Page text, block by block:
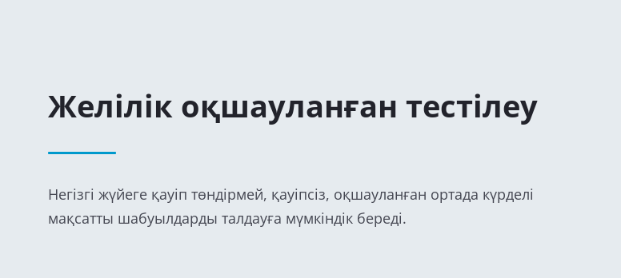
Желілік оқшауланған тестілеу
Негізгі жүйеге қауіп төндірмей, қауіпсіз, оқшауланған ортада күрделі
мақсатты шабуылдарды талдауға мүмкіндік береді.